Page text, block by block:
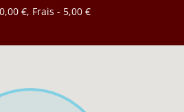
€, Frais - 5,00 €